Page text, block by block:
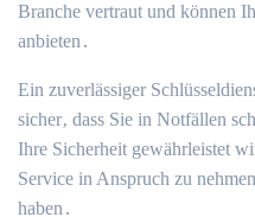
Branche vertraut und können
anbieten․
Ein zuverlässiger
sicher‚ dass Sie in Notfällen
Ihre Sicherheit gewährleistet
Service in Anspruch zu
haben․